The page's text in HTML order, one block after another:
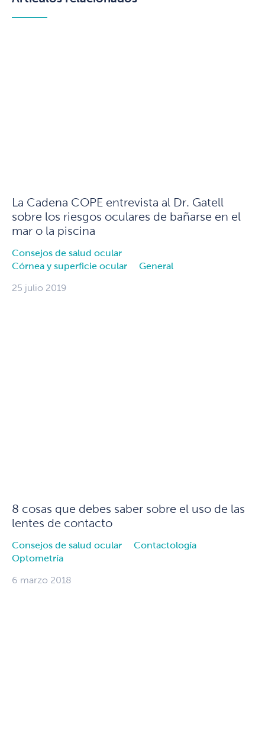
La Cadena COPE entrevista al Dr. Gatell
sobre los riesgos oculares de bañarse en el
mar o la piscina
Consejos de salud ocular
Córnea y superficie ocular
General
25 julio 2019
8 cosas que debes saber sobre el uso de las
lentes de contacto
Consejos de salud ocular
Contactología
Optometría
6 marzo 2018